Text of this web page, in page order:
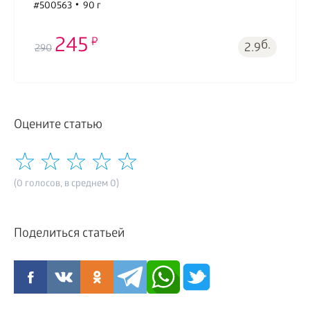
#500563
90 г
290 245 2.9б.
Оцените статью
(0 голосов, в среднем 0)
Поделиться статьей